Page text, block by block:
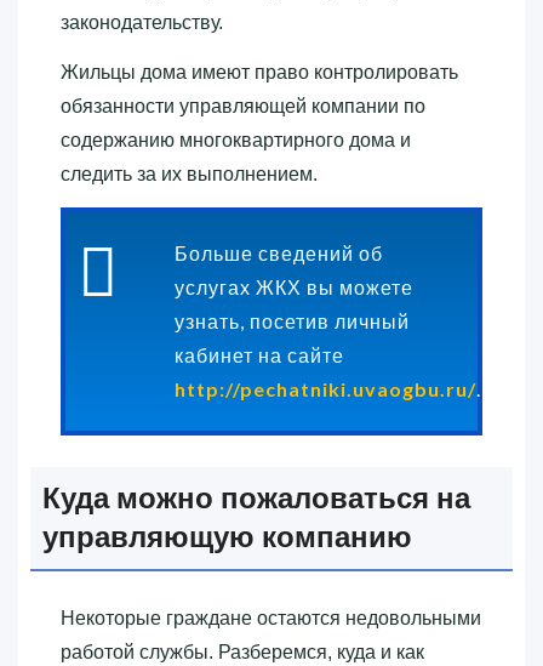
законодательству.
Жильцы дома имеют право контролировать
обязанности управляющей компании по
содержанию многоквартирного дома и
следить за их выполнением.
Больше сведений об
услугах ЖКХ вы можете
узнать, посетив личный
кабинет на сайте
http://pechatniki.uvaogbu.ru/
Куда можно пожаловаться на
управляющую компанию
Некоторые граждане остаются недовольными
работой службы. Разберемся, куда и как